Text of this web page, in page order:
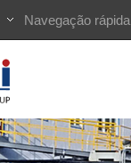
Navegação rápida